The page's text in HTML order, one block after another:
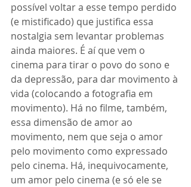
possível voltar a esse tempo perdido
(e mistificado) que justifica essa
nostalgia sem levantar problemas
ainda maiores. É aí que vem o
cinema para tirar o povo do sono e
da depressão, para dar movimento à
vida (colocando a fotografia em
movimento). Há no filme, também,
essa dimensão de amor ao
movimento, nem que seja o amor
pelo movimento como expressado
pelo cinema. Há, inequivocamente,
um amor pelo cinema (e só ele se